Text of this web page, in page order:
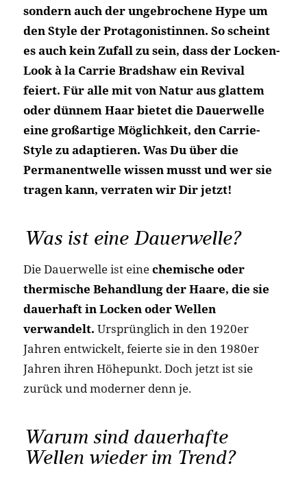
sondern auch der ungebrochene Hype um
den Style der Protagonistinnen. So scheint
es auch kein Zufall zu sein, dass der Locken-
Look à la Carrie Bradshaw ein Revival
feiert. Für alle mit von Natur aus glattem
oder dünnem Haar bietet die Dauerwelle
eine großartige Möglichkeit, den Carrie-
Style zu adaptieren. Was Du über die
Permanentwelle wissen musst und wer sie
tragen kann, verraten wir Dir jetzt!
Was ist eine Dauerwelle?
Die Dauerwelle ist einechemische oder
thermische Behandlung der Haare, die sie
dauerhaft in Locken oder Wellen
verwandelt. Ursprünglich in den 1920er
Jahren entwickelt, feierte sie in den 1980er
Jahren ihren Höhepunkt. Doch jetzt ist sie
zurück und moderner denn je.
Warum sind dauerhafte
Wellen wieder im Trend?